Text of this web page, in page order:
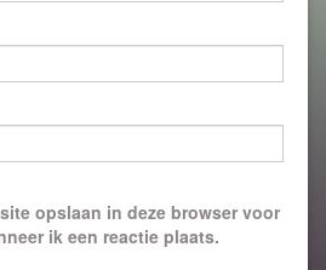
opslaan in deze browser voor
ik een reactie plaats.